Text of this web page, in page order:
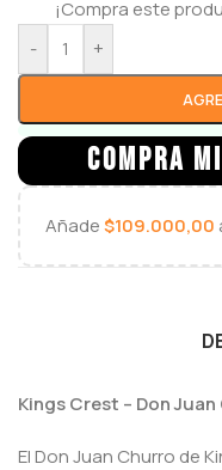
¡Compra este
-
+
COMPRA
Añade$109.000,00
Kings Crest – Don
El Don Juan Churro de